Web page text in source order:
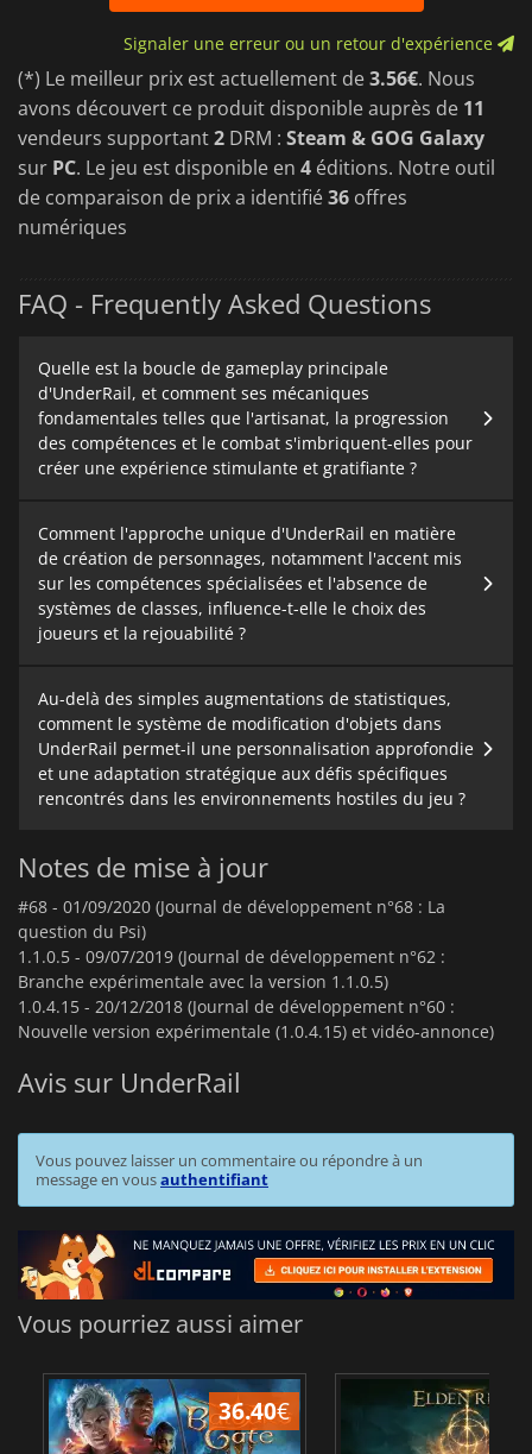
Signaler une erreur ou un retour d'expérience
(*) Le meilleur prix est actuellement de3.56€. Nous
avons découvert ce produit disponible auprès de 11
vendeurs supportant2 DRM : Steam & GOG Galaxy
sur PC. Le jeu est disponible en 4 éditions. Notre outil
de comparaison de prix a identifié36 offres
numériques
FAQ - Frequently Asked Questions
Quelle est la boucle de gameplay principale
d'UnderRail, et comment ses mécaniques
fondamentales telles que l'artisanat, la progression
des compétences et le combat s'imbriquent-elles pour
créer une expérience stimulante et gratifiante ?
Comment l'approche unique d'UnderRail en matière
de création de personnages, notamment l'accent mis
sur les compétences spécialisées et l'absence de
systèmes de classes, influence-t-elle le choix des
joueurs et la rejouabilité ?
Au-delà des simples augmentations de statistiques,
comment le système de modification d'objets dans
UnderRail permet-il une personnalisation approfondie
et une adaptation stratégique aux défis spécifiques
rencontrés dans les environnements hostiles du jeu ?
Notes de mise à jour
#68 - 01/09/2020 (Journal de développement n°68 : La
question du Psi)
1.1.0.5 - 09/07/2019 (Journal de développement n°62 :
Branche expérimentale avec la version 1.1.0.5)
1.0.4.15 - 20/12/2018 (Journal de développement n°60 :
Nouvelle version expérimentale (1.0.4.15) et vidéo-annonce)
Avis sur UnderRail
Vous pouvez laisser un commentaire ou répondre à un
message en vousauthentifiant
Vous pourriez aussi aimer
36.40€